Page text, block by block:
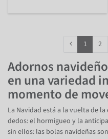
1 2
Adornos
en una variedad
momento de
La Navidad está a la vuelta de
dedos: el hormigueo y la
sin ellos: las bolas navideñas